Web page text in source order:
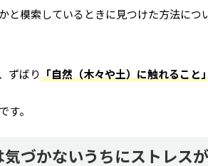
と模索しているときに見つけた方法につ
ずばり「自然（木々や土）に触れること
す。
づかないうちにストレス